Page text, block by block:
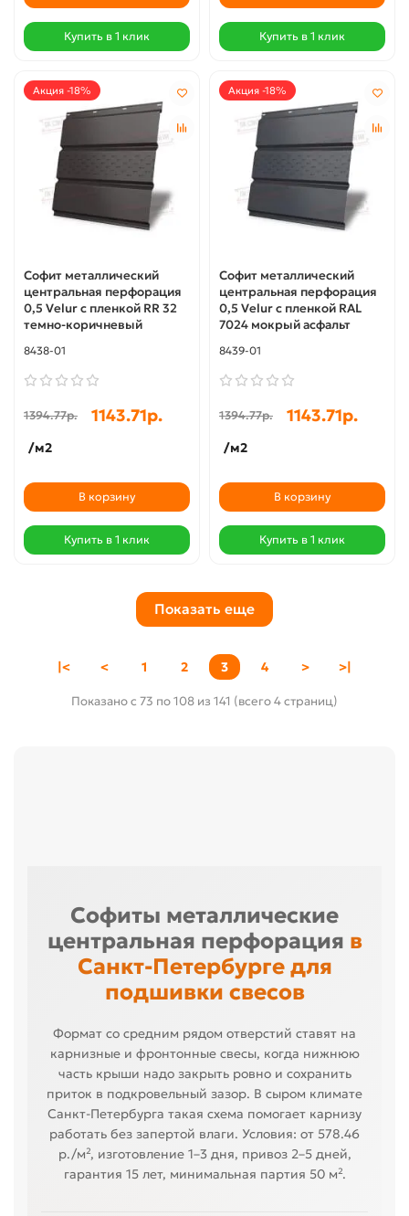
Купить в 1 клик Купить в 1 клик
Акция -18%
Софит металлический
центральная перфорация
0,5 Velur с пленкой RR 32
темно-коричневый
8438-01
1394.77р. 1143.71р.
/м2
В корзину
Купить в 1 клик
Акция -18%
Софит металлический
центральная перфорация
0,5 Velur с пленкой RAL
7024 мокрый асфальт
8439-01
1394.77р. 1143.71р.
/м2
В корзину
Купить в 1 клик
Показать еще
|< < 1 2 3 4 > >|
Показано с 73 по 108 из 141 (всего 4 страниц)
Софиты металлические
центральная перфорация в
Санкт-Петербурге для
подшивки свесов
Формат со средним рядом отверстий ставят на
карнизные и фронтонные свесы, когда нижнюю
часть крыши надо закрыть ровно и сохранить
приток в подкровельный зазор. В сыром климате
Санкт-Петербурга такая схема помогает карнизу
работать без запертой влаги. Условия: от 578.46
р./м², изготовление 1–3 дня, привоз 2–5 дней,
гарантия 15 лет, минимальная партия 50 м².